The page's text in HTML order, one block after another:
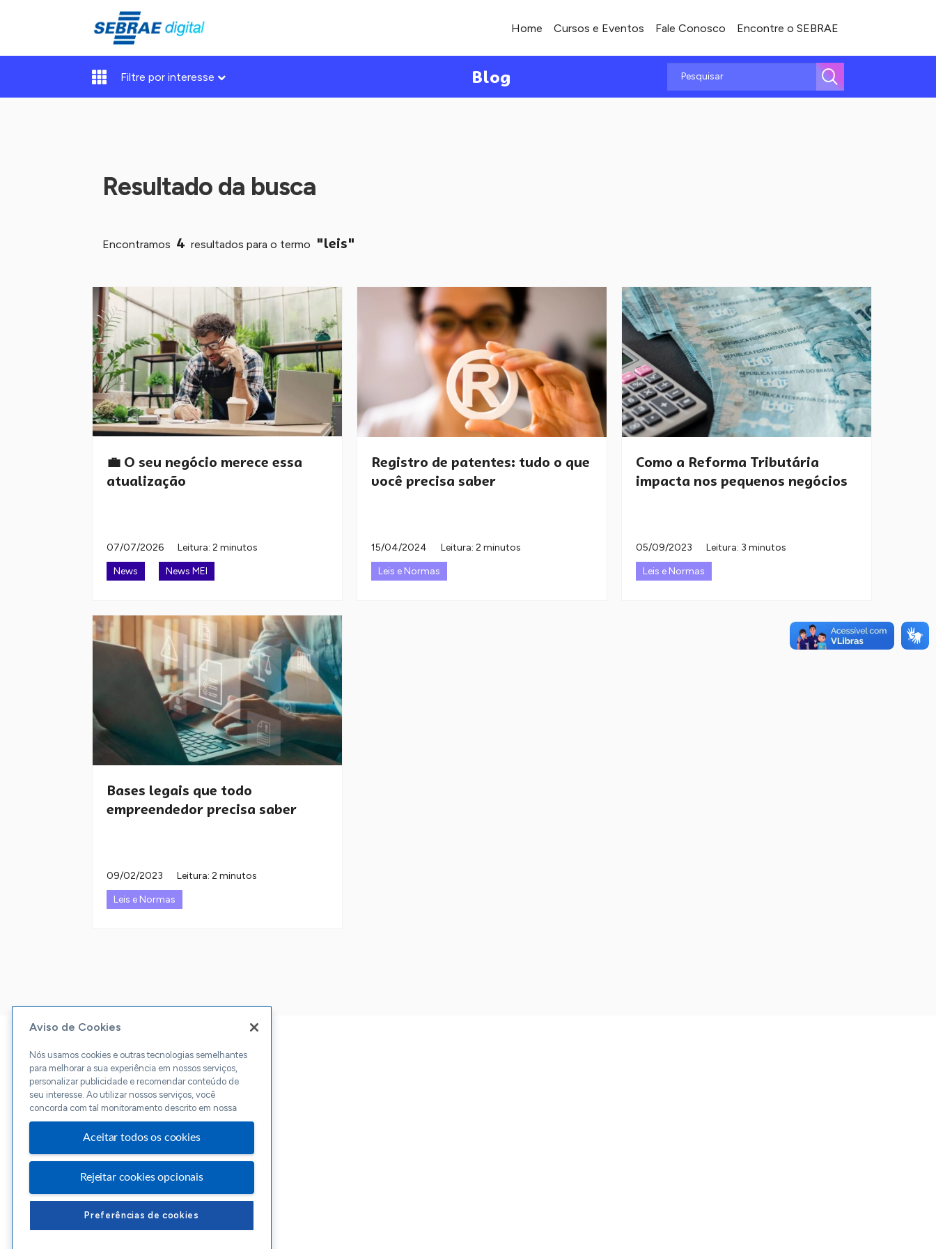
Home Cursos e Eventos Fale Conosco Encontre o SEBRAE
Filtre por interesse Blog
Resultado da busca
Encontramos 4 resultados para o termo "leis"
💼 O seu negócio merece essa
atualização
07/07/2026
Leitura: 2 minutos
News
News MEI
Registro de patentes: tudo o que
você precisa saber
15/04/2024
Leitura: 2 minutos
Leis e Normas
Como a Reforma Tributária
impacta nos pequenos negócios
05/09/2023
Leitura: 3 minutos
Leis e Normas
Bases legais que todo
empreendedor precisa saber
09/02/2023
Leitura: 2 minutos
Leis e Normas
Aviso de Cookies
Nós usamos cookies e outras tecnologias semelhantes
para melhorar a sua experiência em nossos serviços,
personalizar publicidade e recomendar conteúdo de
seu interesse. Ao utilizar nossos serviços, você
concorda com tal monitoramento descrito em nossa
Aceitar todos os cookies
Rejeitar cookies opcionais
Preferências de cookies